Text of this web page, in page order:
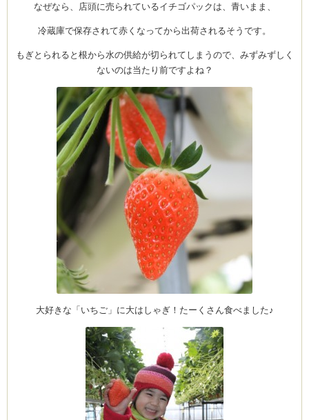
なぜなら、店頭に売られているイチゴパックは、青いまま、
冷蔵庫で保存されて赤くなってから出荷されるそうです。
もぎとられると根から水の供給が切られてしまうので、みずみずしく
ないのは当たり前ですよね？
大好きな「いちご」に大はしゃぎ！たーくさん食べました♪